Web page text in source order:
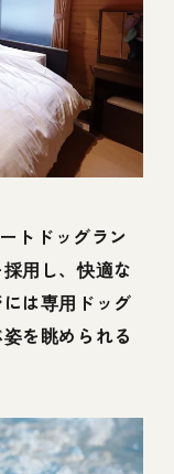
トドッグラン
用し、快適な
は専用ドッグ
を眺められる